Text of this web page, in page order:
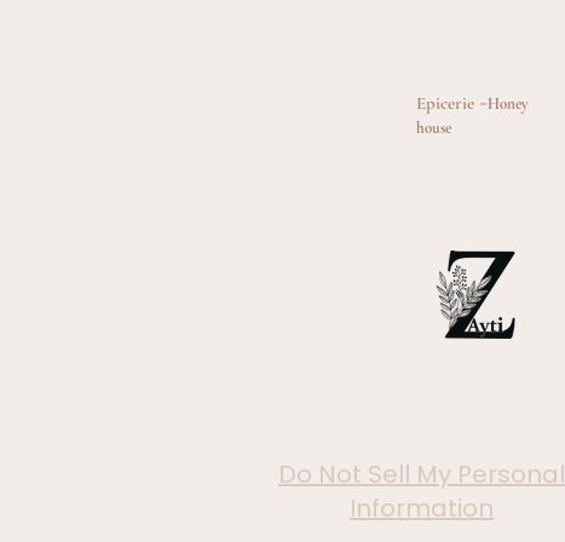
Epicerie -Honey
house
Do Not Sell My Personal
Information